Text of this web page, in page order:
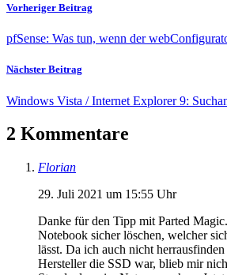
Vorheriger Beitrag
pfSense: Was tun, wenn der
Nächster Beitrag
Windows Vista / Internet Explorer 9:
2 Kommentare
Florian
29. Juli 2021 um 15:55 Uhr
Danke für den Tipp mit Parted
Notebook sicher löschen, welcher
lässt. Da ich auch nicht
Hersteller die SSD war, blieb mir